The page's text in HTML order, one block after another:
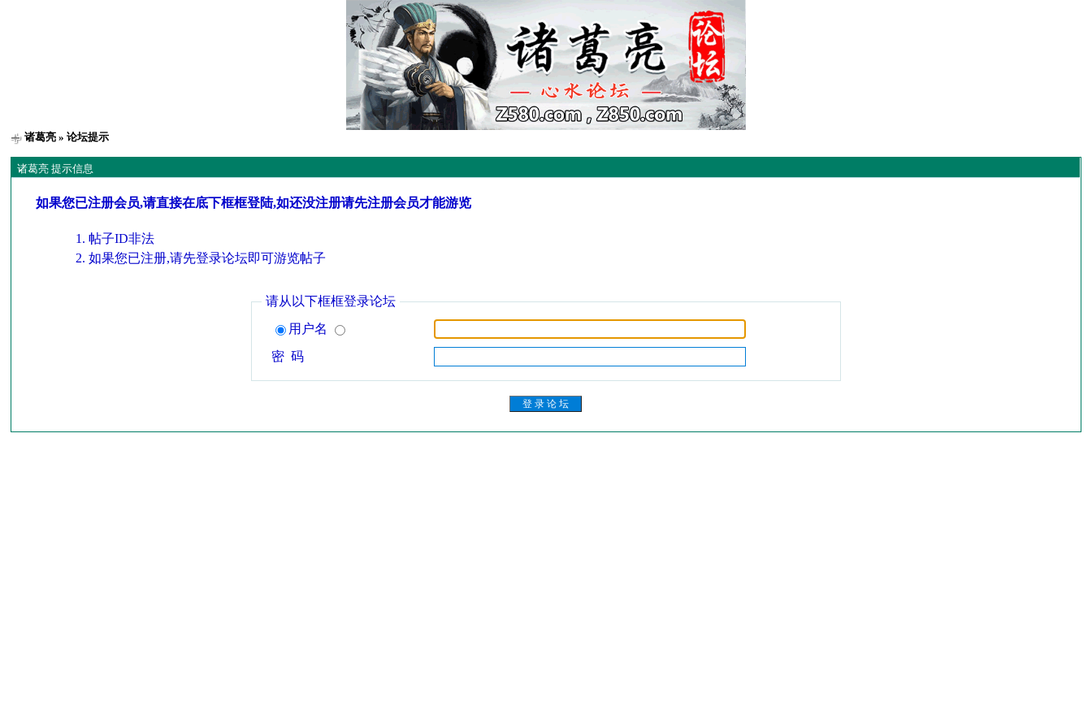
诸葛亮 » 论坛提示
诸葛亮 提示信息
如果您已注册会员,请直接在底下框框登陆,如还没注册请先注册会员才能游览
帖子ID非法
如果您已注册,请先登录论坛即可游览帖子
请从以下框框登录论坛
用户名
密 码